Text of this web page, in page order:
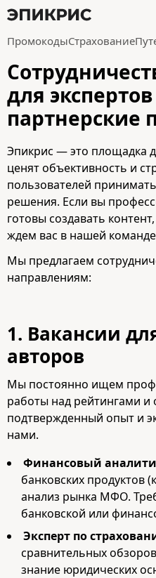
ПромокодыСтрахование
для
партнерские
Эпикрис — это площадка
ценят объективность и
пользователей
решения. Если вы
готовы создавать
ждем вас в нашей
Мы предлагаем
направлениям:
1. Вакансии
авторов
Мы постоянно ищем
работы над рейтингами и
подтвержденный опыт и
нами.
Финансовый
банковских продуктов
анализ рынка МФО.
банковской или
Эксперт по
сравнительных
знание юридических